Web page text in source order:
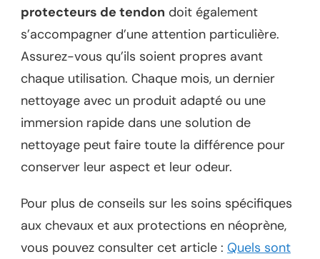
protecteurs de tendon doit également
s’accompagner d’une attention particulière.
Assurez-vous qu’ils soient propres avant
chaque utilisation. Chaque mois, un dernier
nettoyage avec un produit adapté ou une
immersion rapide dans une solution de
nettoyage peut faire toute la différence pour
conserver leur aspect et leur odeur.
Pour plus de conseils sur les soins spécifiques
aux chevaux et aux protections en néoprène,
vous pouvez consulter cet article : Quels sont